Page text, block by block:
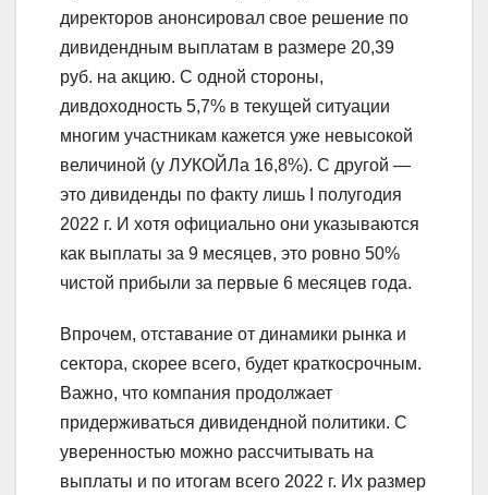
директоров анонсировал свое решение по
дивидендным выплатам в размере 20,39
руб. на акцию. С одной стороны,
дивдоходность 5,7% в текущей ситуации
многим участникам кажется уже невысокой
величиной (у ЛУКОЙЛа 16,8%). С другой —
это дивиденды по факту лишь I полугодия
2022 г. И хотя официально они указываются
как выплаты за 9 месяцев, это ровно 50%
чистой прибыли за первые 6 месяцев года.
Впрочем, отставание от динамики рынка и
сектора, скорее всего, будет краткосрочным.
Важно, что компания продолжает
придерживаться дивидендной политики. С
уверенностью можно рассчитывать на
выплаты и по итогам всего 2022 г. Их размер